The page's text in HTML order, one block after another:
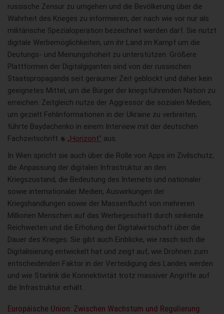
russische Zensur zu umgehen und die Bevölkerung über die
Wahrheit des Krieges zu informieren, der nach wie vor nur als
militärische Spezialoperation bezeichnet werden darf. Sie nutzt
digitale Werbemöglichkeiten, um ihr Land im Kampf um die
Deutungs- und Meinungshoheit zu unterstützen. Größere
Plattformen der Digitalgiganten sind von der russischen
Staatspropaganda seit geraumer Zeit geblockt und daher kein
geeignetes Mittel, um die Bürger der kriegsführenden Nation zu
erreichen. Zeitgleich nutze der Aggressor die sozialen Medien,
um gezielt Fehlinformationen in der Ukraine zu verbreiten,
führte Baydachenko in einem Interview mit der deutschen
Fachzeitschrift
„Horizont“ aus.
In Wien spricht sie auch über die Rolle von Apps im Zivilschutz,
die Anpassung der digitalen Infrastruktur an den
Kriegszustand, die Bedeutung des Internets und nationaler
sowie internationaler Medien, Auswirkungen der
Kriegshandlungen sowie der Massenflucht von mehreren
Millionen Menschen auf das Werbegeschäft durch sinkende
Reichweiten und die Erholung der Digitalwirtschaft über die
Dauer des Krieges. Sie gibt auch Einblicke, wie rasch sich die
Digitalisierung entwickelt hat und zeigt auf, wie Drohnen zum
entscheidenden Faktor in der Verteidigung des Landes werden
und wie Starlink die Konnektivität trotz massiver Angriffe auf
die Infrastruktur erhält.
Europäische Union: Zwischen Wachstum und Regulierung